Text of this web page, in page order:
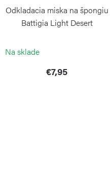
Odkladacia miska na špongiu
Battigia Light Desert
Na sklade
€7,95